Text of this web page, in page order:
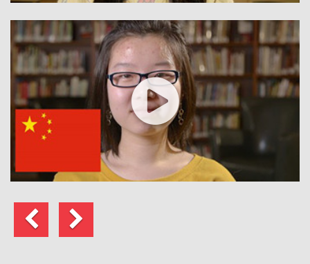
上
一
下
一